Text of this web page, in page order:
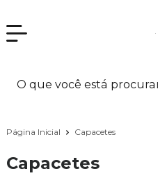
Página Inicial Capacetes
Capacetes